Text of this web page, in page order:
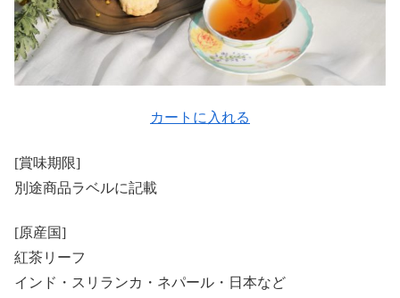
カートに入れる
[賞味期限]
別途商品ラベルに記載
[原産国]
紅茶リーフ
インド・スリランカ・ネパール・日本など